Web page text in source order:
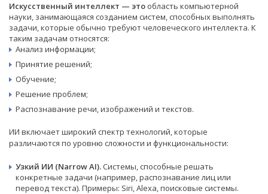
Искусственный интеллект — это область компьютерной
науки, занимающаяся созданием систем, способных выполнять
задачи, которые обычно требуют человеческого интеллекта. К
таким задачам относятся:
Анализ информации;
Принятие решений;
Обучение;
Решение проблем;
Распознавание речи, изображений и текстов.
ИИ включает широкий спектр технологий, которые
различаются по уровню сложности и функциональности:
Узкий ИИ (Narrow AI).Системы, способные решать
конкретные задачи (например, распознавание лиц или
перевод текста). Примеры: Siri, Alexa, поисковые системы.